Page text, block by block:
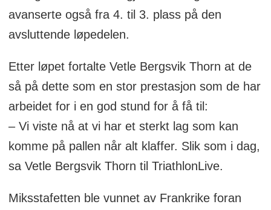
avanserte også fra 4. til 3. plass på den
avsluttende løpedelen.
Etter løpet fortalte Vetle Bergsvik Thorn at de
så på dette som en stor prestasjon som de har
arbeidet for i en god stund for å få til:
– Vi viste nå at vi har et sterkt lag som kan
komme på pallen når alt klaffer. Slik som i dag,
sa Vetle Bergsvik Thorn til TriathlonLive.
Miksstafetten ble vunnet av Frankrike foran